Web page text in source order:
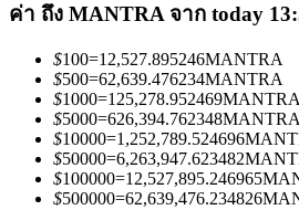
ข้อมูล
การวิเคราะห์ข้อมูลขนาดใหญ่ ร
ค่า ถึง MANTRA จาก today
$100=12,527.895246MANTRA
$500=62,639.476234MANTRA
$1000=125,278.952469MANTRA
$5000=626,394.762348MANTRA
$10000=1,252,789.524696
$50000=6,263,947.623482
$100000=12,527,895.246965
$500000=62,639,476.234826